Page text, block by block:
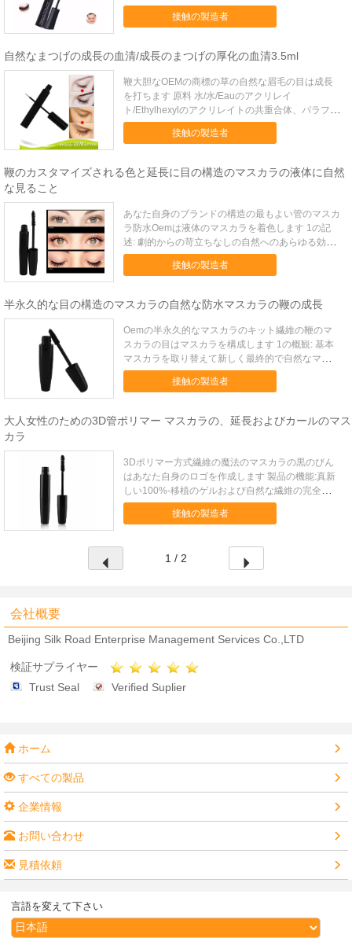
イズ L-13CM 利点 より長く 色 単一の黒い色 原料
ミネラル OEM/ODM 歓迎 利点 及び汚れ防水しない
接触の製造者
自然なまつげの成長の血清/成長のまつげの厚化の血清3.5ml
鞭大胆なOEMの商標の草の自然な眉毛の目は成長
を打ちます 原料 水/水/Eauのアクリレイ
ト/Ethylhexylのアクリレイトの共重合体、パラフィ
ン、カリウムのCetylステアリン酸塩、蜜蝋 Ceraア
ルバの/Cireのd'Abeille、CoperniciaのCerifera （カ
接触の製造者
鞭のカスタマイズされる色と延長に目の構造のマスカラの液体に自然
な見ること
あなた自身のブランドの構造の最もよい管のマスカ
ラ防水Oemは液体のマスカラを着色します 1の記
述: 劇的からの苛立ちなしの自然へのあらゆる効
果。テストされる眼科医。敏感な目およびコンタク
ト レンズの携帯者のために、余りに割り当てて下
スカラ ...
接触の製造者
半永久的な目の構造のマスカラの自然な防水マスカラの鞭の成長
Oemの半永久的なマスカラのキット繊維の鞭のマ
スカラの目はマスカラを構成します 1の概観: 基本
マスカラを取り替えて新しく最終的で自然なマスカ
ラは芸術家が各まつげを手で引いたら決してのよう
な自然な鞭をの前ように与えません。非常に自然
の鞭に1日中持続するカ...
接触の製造者
大人女性のための3D管ポリマー マスカラの、延長およびカールのマス
カラ
3Dポリマー方式繊維の魔法のマスカラの黒のびん
はあなた自身のロゴを作成します 製品の機能:真新
しい100%-移植のゲルおよび自然な繊維の完全な組
合せは完全なまつげを与えることができます -まつ
げは直ちに黒くなり、及びカールのまつげすぐに厚
接触の製造者
1 / 2
会社概要
Beijing Silk Road Enterprise Management Services Co.,LTD
検証サプライヤー
Trust Seal
Verified Suplier
ホーム
すべての製品
企業情報
お問い合わせ
見積依頼
言語を変えて下さい